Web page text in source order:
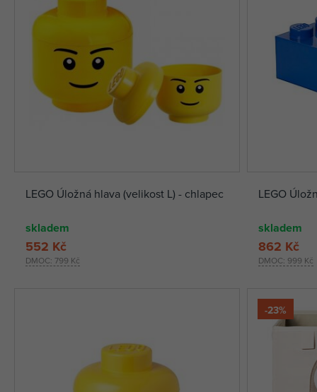
LEGO Úložná hlava (velikost L) - chlapec
skladem
DMOC: 799 Kč
552 Kč
LEGO
skladem
DMOC: 999 Kč
862 Kč
-23%